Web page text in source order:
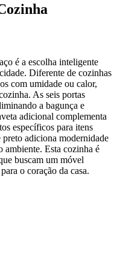
é a escolha inteligente
Diferente de cozinhas
com umidade ou calor,
As seis portas
a bagunça e
adicional complementa
específicos para itens
adiciona modernidade
ambiente. Esta cozinha é
buscam um móvel
o coração da casa.